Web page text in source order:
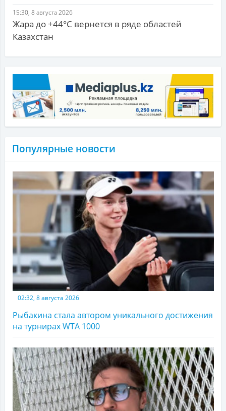
15:30, 8 августа 2026
Жара до +44°С вернется в ряде областей
Казахстан
Популярные новости
02:32, 8 августа 2026
Рыбакина стала автором уникального достижения
на турнирах WTA 1000